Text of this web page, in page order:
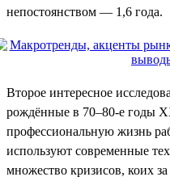
непостоянством — 1,6 года.
Второе интересное
рождённые в 70–80-е годы
профессиональную жизнь
используют современные
множество кризисов, коих